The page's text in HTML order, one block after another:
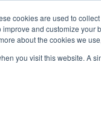
cookies are used to
and customize
about the cookies we
you visit this website. A